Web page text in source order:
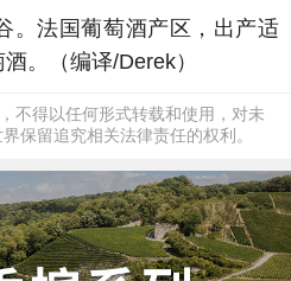
。法国葡萄酒产区，出产适
。（编译/Derek）
不得以任何形式转载和使用，对未
保留追究相关法律责任的权利。